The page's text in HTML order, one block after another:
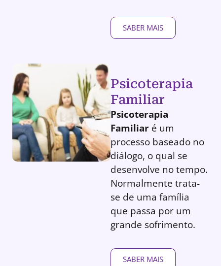
SABER MAIS
Psicoterapia
Familiar
Psicoterapia
Familiar é um
processo baseado no
diálogo, o qual se
desenvolve no tempo.
Normalmente trata-
se de uma família
que passa por um
grande sofrimento.
SABER MAIS